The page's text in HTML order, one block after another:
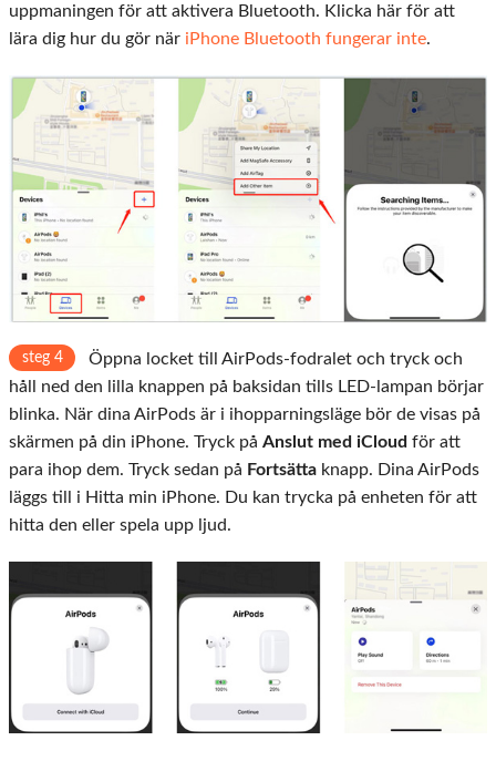
uppmaningen för att aktivera Bluetooth. Klicka här för att
lära dig hur du gör när iPhone Bluetooth fungerar inte.
steg 4
Öppna locket till AirPods-fodralet och tryck och
håll ned den lilla knappen på baksidan tills LED-lampan börjar
blinka. När dina AirPods är i ihopparningsläge bör de visas på
skärmen på din iPhone. Tryck på Anslut med iCloud för att
para ihop dem. Tryck sedan på Fortsätta knapp. Dina AirPods
läggs till i Hitta min iPhone. Du kan trycka på enheten för att
hitta den eller spela upp ljud.